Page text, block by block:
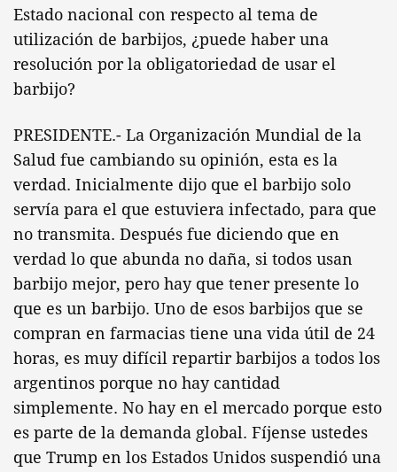
Estado nacional con respecto al tema de
utilización de barbijos, ¿puede haber una
resolución por la obligatoriedad de usar el
barbijo?
PRESIDENTE.- La Organización Mundial de la
Salud fue cambiando su opinión, esta es la
verdad. Inicialmente dijo que el barbijo solo
servía para el que estuviera infectado, para que
no transmita. Después fue diciendo que en
verdad lo que abunda no daña, si todos usan
barbijo mejor, pero hay que tener presente lo
que es un barbijo. Uno de esos barbijos que se
compran en farmacias tiene una vida útil de 24
horas, es muy difícil repartir barbijos a todos los
argentinos porque no hay cantidad
simplemente. No hay en el mercado porque esto
es parte de la demanda global. Fíjense ustedes
que Trump en los Estados Unidos suspendió una